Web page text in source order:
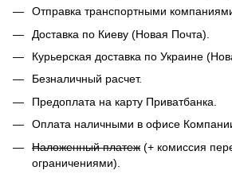
Отправка транспортными
Доставка по Киеву (Новая Почта).
Курьерская доставка по Украине
Безналичный расчет.
Предоплата на карту Приватбанка.
Оплата наличными в офисе
Наложенный платеж (+ комиссия
ограничениями).